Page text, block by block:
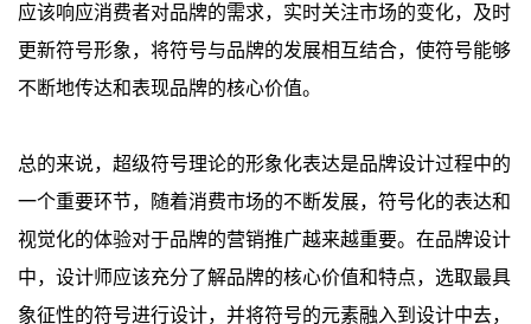
应该响应消费者对品牌的需求，实时关注市场的变化，及时
更新符号形象，将符号与品牌的发展相互结合，使符号能够
不断地传达和表现品牌的核心价值。
总的来说，超级符号理论的形象化表达是品牌设计过程中的
一个重要环节，随着消费市场的不断发展，符号化的表达和
视觉化的体验对于品牌的营销推广越来越重要。在品牌设计
中，设计师应该充分了解品牌的核心价值和特点，选取最具
象征性的符号进行设计，并将符号的元素融入到设计中去，